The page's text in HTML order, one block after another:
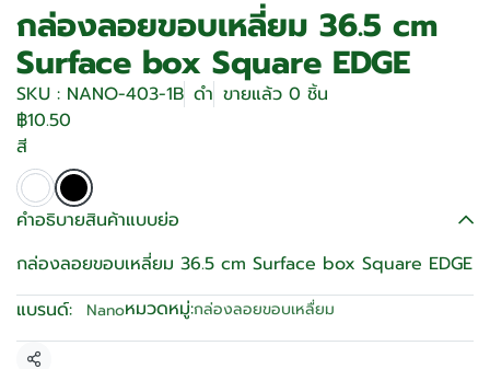
กล่องลอยขอบเหลี่ยม 36.5 cm
Surface box Square EDGE
SKU : NANO-403-1B ดำ ขายแล้ว 0 ชิ้น
฿10.50
สี
คำอธิบายสินค้าแบบย่อ
กล่องลอยขอบเหลี่ยม 36.5 cm Surface box Square EDGE
แบรนด์:
Nanoหมวดหมู่:กล่องลอยขอบเหลื่ยม